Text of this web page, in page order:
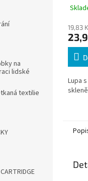
na
lidské
textilie
19,83
Lupa